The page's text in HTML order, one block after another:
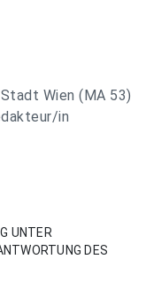
Wien (MA 53)
in
UNTER
DES